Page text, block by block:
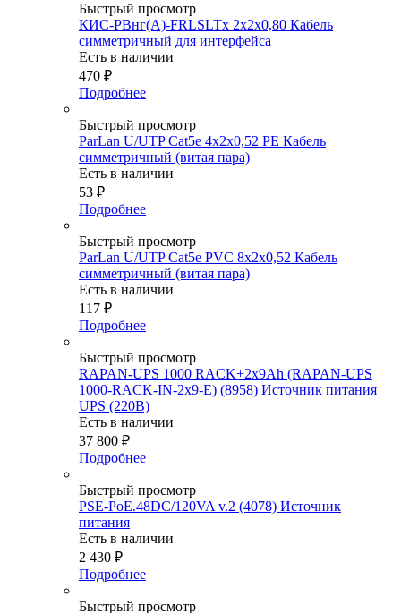
Быстрый просмотр
КИС-РВнг(А)-FRLSLTx 2х2х0,80 Кабель
симметричный для интерфейса
Есть в наличии
470 ₽
Подробнее
Быстрый просмотр
ParLan U/UTP Cat5e 4х2х0,52 PE Кабель
симметричный (витая пара)
Есть в наличии
53 ₽
Подробнее
Быстрый просмотр
ParLan U/UTP Cat5e PVC 8х2х0,52 Кабель
симметричный (витая пара)
Есть в наличии
117 ₽
Подробнее
Быстрый просмотр
RAPAN-UPS 1000 RACK+2х9Ah (RAPAN-UPS
1000-RACK-IN-2х9-E) (8958) Источник питания
UPS (220В)
Есть в наличии
37 800 ₽
Подробнее
Быстрый просмотр
PSE-PoE.48DC/120VA v.2 (4078) Источник
питания
Есть в наличии
2 430 ₽
Подробнее
Быстрый просмотр